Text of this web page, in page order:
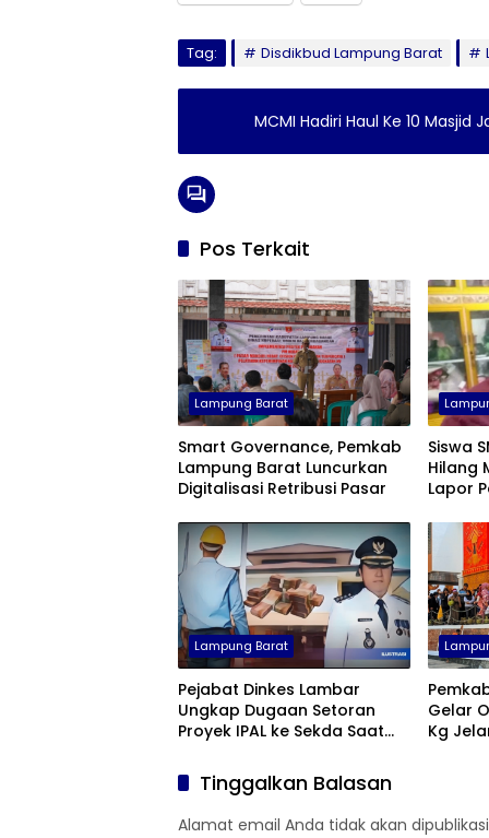
Tag: Disdikbud Lampung Barat
MCMI Hadiri Haul Ke 10
Pos Terkait
Lampung Barat
Smart Governance, Pemkab
Lampung Barat Luncurkan
Digitalisasi Retribusi Pasar
Siswa
Hilang
Lapor
Lampung Barat
Pejabat Dinkes Lambar
Ungkap Dugaan Setoran
Proyek IPAL ke Sekda Saat
Gelar
Kg
Tinggalkan Balasan
Alamat email Anda tidak akan